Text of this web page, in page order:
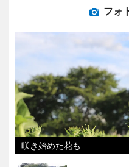
フォ
咲き始めた花も